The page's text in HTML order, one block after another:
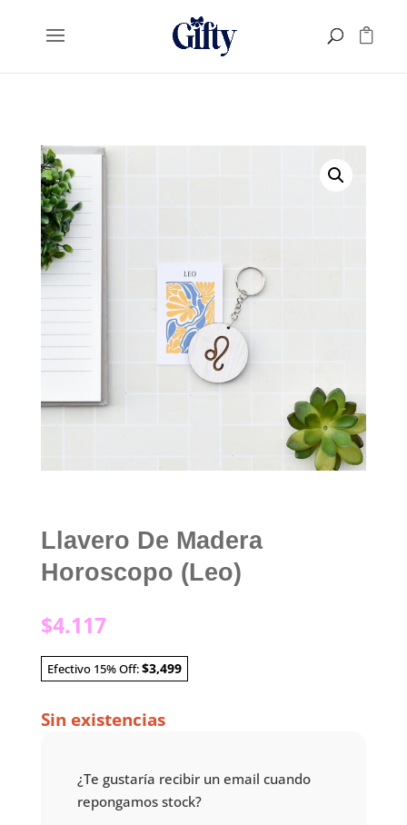
Llavero De Madera
Horoscopo (Leo)
$4.117
Efectivo 15% Off:$3,499
Sin existencias
¿Te gustaría recibir un email cuando
repongamos stock?